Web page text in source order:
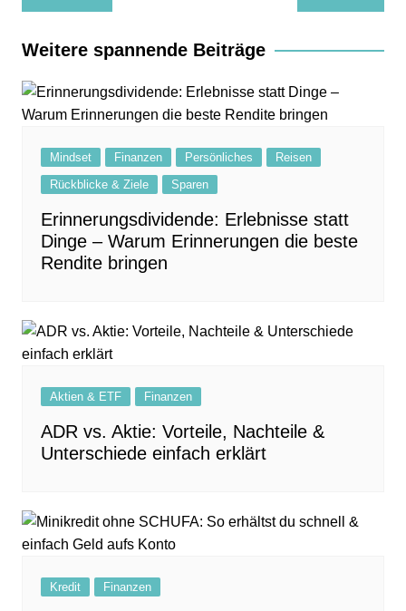
Weitere spannende Beiträge
Mindset Finanzen Persönliches
Reisen
Rückblicke & Ziele
Sparen
Erinnerungsdividende: Erlebnisse statt
Dinge – Warum Erinnerungen die beste
Rendite bringen
Aktien & ETF Finanzen
ADR vs. Aktie: Vorteile, Nachteile &
Unterschiede einfach erklärt
Kredit Finanzen